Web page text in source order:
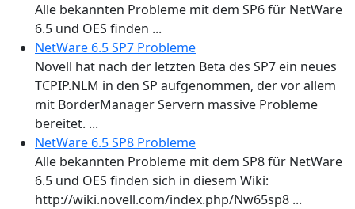
Alle bekannten Probleme mit dem SP6 für NetWare
6.5 und OES finden ...
NetWare 6.5 SP7 Probleme
Novell hat nach der letzten Beta des SP7 ein neues
TCPIP.NLM in den SP aufgenommen, der vor allem
mit BorderManager Servern massive Probleme
bereitet. ...
NetWare 6.5 SP8 Probleme
Alle bekannten Probleme mit dem SP8 für NetWare
6.5 und OES finden sich in diesem Wiki:
http://wiki.novell.com/index.php/Nw65sp8 ...